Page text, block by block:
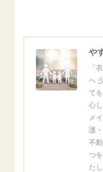
や
「
へ
て
心
メ
護
不
つ
た